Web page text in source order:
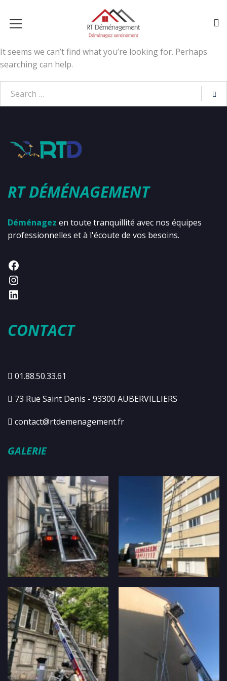
It seems we can’t find what you’re looking for. Perhaps
searching can help.
RT DÉMÉNAGEMENT
Déménagez en toute tranquillité avec nos équipes
professionnelles et à l'écoute de vos besoins.
CONTACT
01.88.50.33.61
73 Rue Saint Denis - 93300 AUBERVILLIERS
contact@rtdemenagement.fr
GALERIE